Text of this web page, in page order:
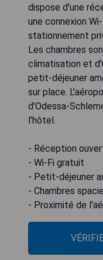
dispose d'une
une connexion
stationnement
Les chambres
climatisation et
petit-déjeuner
sur place.
d'Odessa-
l'hôtel.
- Réception
- Wi-Fi gratuit
- Petit-déjeuner
- Chambres
- Proximité de